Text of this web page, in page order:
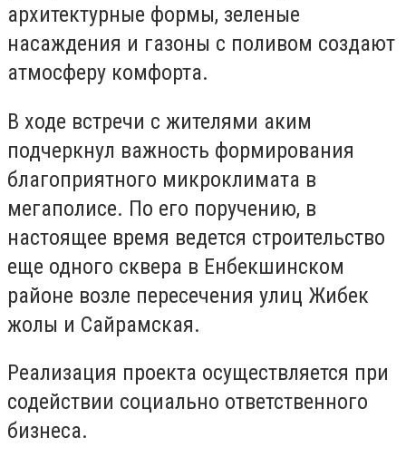
архитектурные формы, зеленые
насаждения и газоны с поливом создают
атмосферу комфорта.
В ходе встречи с жителями аким
подчеркнул важность формирования
благоприятного микроклимата в
мегаполисе. По его поручению, в
настоящее время ведется строительство
еще одного сквера в Енбекшинском
районе возле пересечения улиц Жибек
жолы и Сайрамская.
Реализация проекта осуществляется при
содействии социально ответственного
бизнеса.